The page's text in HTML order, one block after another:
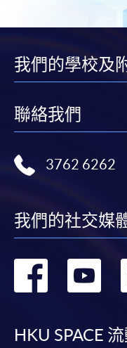
我們的學校及
聯絡我們
3762 6262
我們的社交媒
轉
HKU SPACE